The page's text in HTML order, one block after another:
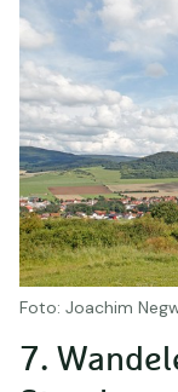
7.
Foto: Joachim